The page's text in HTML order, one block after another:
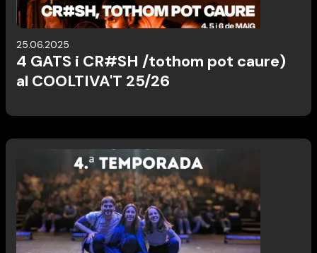
25.06.2025
4 GATS i CR#SH /tothom pot caure)
al COOLTIVA'T 25/26